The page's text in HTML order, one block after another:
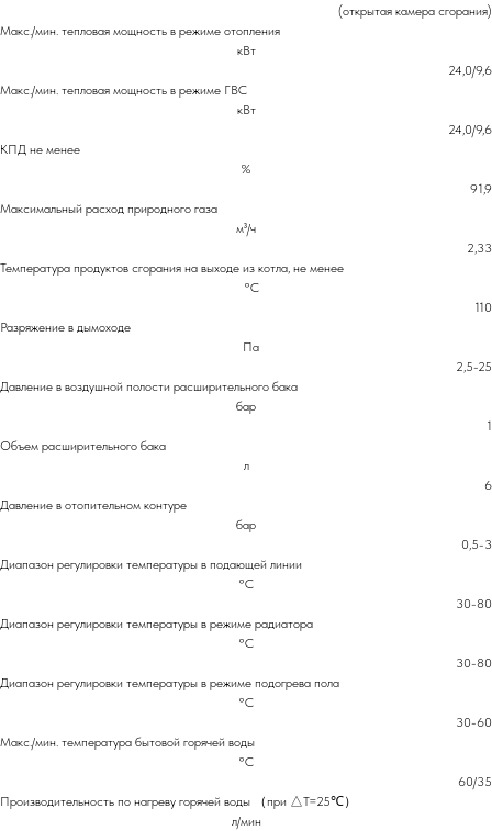
(открытая камера сгорания)
Макс./мин. тепловая мощность в режиме отопления
кВт
24,0/9,6
Макс./мин. тепловая мощность в режиме ГВС
кВт
24,0/9,6
КПД не менее
%
91,9
Максимальный расход природного газа
м³/ч
2,33
Температура продуктов сгорания на выходе из котла, не менее
°С
110
Разряжение в дымоходе
Па
2,5-25
Давление в воздушной полости расширительного бака
бар
1
Объем расширительного бака
л
6
Давление в отопительном контуре
бар
0,5-3
Диапазон регулировки температуры в подающей линии
°С
30-80
Диапазон регулировки температуры в режиме радиатора
°С
30-80
Диапазон регулировки температуры в режиме подогрева пола
°С
30-60
Макс./мин. температура бытовой горячей воды
°С
60/35
Производительность по нагреву горячей воды （при △T=25℃）
л/мин